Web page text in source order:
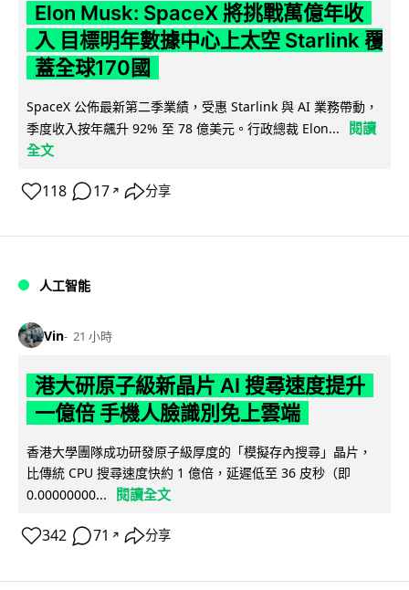
Elon Musk: SpaceX 將挑戰萬億年收
入 目標明年數據中心上太空 Starlink 覆
蓋全球170國
SpaceX 公佈最新第二季業績，受惠 Starlink 與 AI 業務帶動，
季度收入按年飆升 92% 至 78 億美元。行政總裁 Elon...
閱讀
全文
118 17 ↗ 分享
人工智能
Vin 21 小時
港大研原子級新晶片 AI 搜尋速度提升
一億倍 手機人臉識別免上雲端
香港大學團隊成功研發原子級厚度的「模擬存內搜尋」晶片，
比傳統 CPU 搜尋速度快約 1 億倍，延遲低至 36 皮秒（即
0.00000000...
閱讀全文
342 71 ↗ 分享